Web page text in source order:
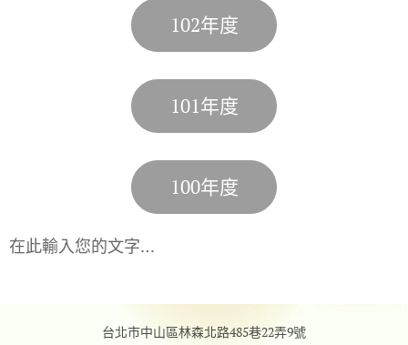
102年度
101年度
100年度
在此輸入您的文字…
台北市中山區林森北路485巷22弄9號